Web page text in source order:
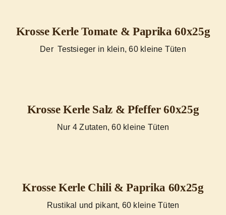
Krosse Kerle Tomate & Paprika 60x25g
Der Testsieger in klein, 60 kleine Tüten
Krosse Kerle Salz & Pfeffer 60x25g
Nur 4 Zutaten, 60 kleine Tüten
Krosse Kerle Chili & Paprika 60x25g
Rustikal und pikant, 60 kleine Tüten